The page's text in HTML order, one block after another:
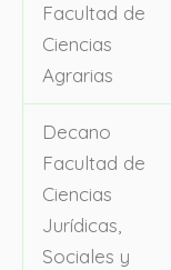
Facultad de
Ciencias
Agrarias
Decano
Facultad de
Ciencias
Jurídicas,
Sociales y